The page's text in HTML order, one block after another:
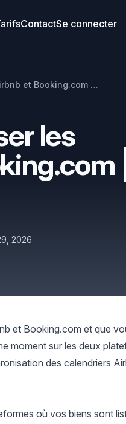
ContactSe connecter
Comment synchroniser les calendriers Airbnb et Booking.com | Guide 2026
les
|
2026
et Booking.com et que
moment sur les deux
des calendriers
où vos biens sont